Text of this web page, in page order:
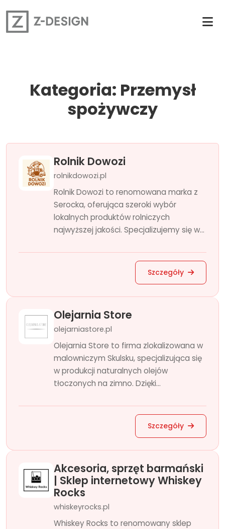
Kategoria: Przemysł
spożywczy
Rolnik Dowozi
rolnikdowozi.pl
Rolnik Dowozi to renomowana marka z
Serocka, oferująca szeroki wybór
lokalnych produktów rolniczych
najwyższej jakości. Specjalizujemy się w...
Szczegóły
Olejarnia Store
olejarniastore.pl
Olejarnia Store to firma zlokalizowana w
malowniczym Skulsku, specjalizująca się
w produkcji naturalnych olejów
tłoczonych na zimno. Dzięki...
Szczegóły
Akcesoria, sprzęt barmański
| Sklep internetowy Whiskey
Rocks
whiskeyrocks.pl
Whiskey Rocks to renomowany sklep